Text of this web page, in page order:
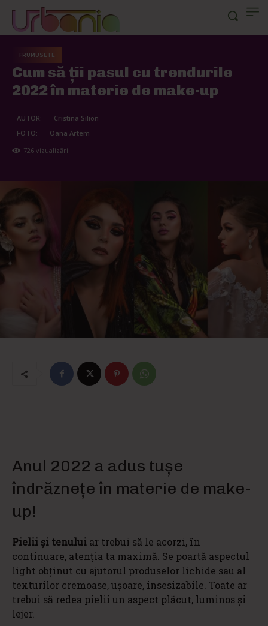
FRUMUSETE
Cum să ții pasul cu trendurile
2022 în materie de make-up
AUTOR:
Cristina Silion
FOTO:
Oana Artem
726 vizualizări
Anul 2022 a adus tușe
îndrăznețe în materie de make-
up!
Pielii și tenului ar trebui să le acorzi, în
continuare, atenția ta maximă. Se poartă aspectul
light obținut cu ajutorul produselor lichide sau al
texturilor cremoase, ușoare, insesizabile. Toate ar
trebui să redea pielii un aspect plăcut, luminos și
lejer.